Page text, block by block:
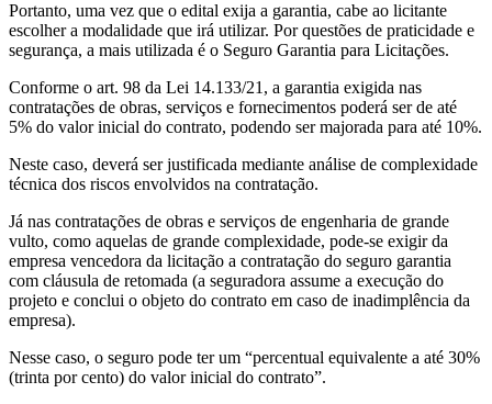
Portanto, uma vez que o edital exija a garantia, cabe ao licitante
escolher a modalidade que irá utilizar. Por questões de praticidade e
segurança, a mais utilizada é o Seguro Garantia para Licitações.
Conforme o art. 98 da Lei 14.133/21, a garantia exigida nas
contratações de obras, serviços e fornecimentos poderá ser de até
5% do valor inicial do contrato, podendo ser majorada para até 10%.
Neste caso, deverá ser justificada mediante análise de complexidade
técnica dos riscos envolvidos na contratação.
Já nas contratações de obras e serviços de engenharia de grande
vulto, como aquelas de grande complexidade, pode-se exigir da
empresa vencedora da licitação a contratação do seguro garantia
com cláusula de retomada (a seguradora assume a execução do
projeto e conclui o objeto do contrato em caso de inadimplência da
empresa).
Nesse caso, o seguro pode ter um “percentual equivalente a até 30%
(trinta por cento) do valor inicial do contrato”.